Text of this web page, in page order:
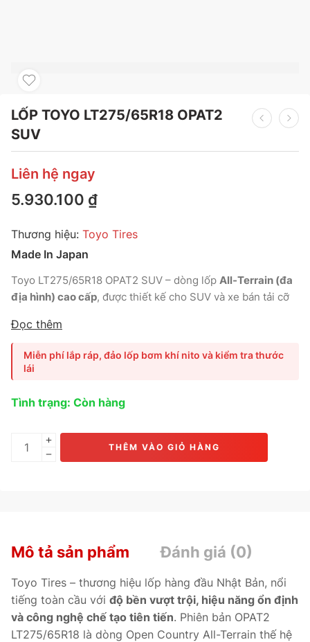
LỐP TOYO LT275/65R18 OPAT2
SUV
Liên hệ ngay
Made In Japan
5.930.100 ₫
Thương hiệu: Toyo Tires
Toyo LT275/65R18 OPAT2 SUV – dòng lốp All-Terrain (đa
địa hình) cao cấp, được thiết kế cho SUV và xe bán tải cỡ
đường vượt trội
hợp chất cao su thế hệ mới giúp
tiếng ồn và tiết kiệm nhiên liệu . Phù hợp cho các mẫu xe
như Toyota Hilux, Ford Ranger, Nissan Navara, Mitsubishi
Triton, Isuzu D-Max.
Đọc thêm
Miễn phí lắp ráp, đảo lốp bơm khí nito và kiểm tra thước
lái
Tình trạng: Còn hàng
THÊM VÀO GIỎ HÀNG
Mô tả sản phẩm Đánh giá (0)
Toyo Tires – thương hiệu lốp hàng đầu Nhật Bản, nổi
tiếng toàn cầu với độ bền vượt trội, hiệu năng ổn định
và công nghệ chế tạo tiên tiến. Phiên bản OPAT2
LT275/65R18 là dòng Open Country All-Terrain thế hệ